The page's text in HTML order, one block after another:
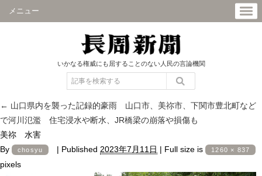
メニュー
いかなる権威にも屈することのない人民の言論機関
← 山口県内を襲った記録的豪雨 山口市、美祢市、下関市豊北町など
で河川氾濫 住宅浸水や断水、JR橋梁の崩落や損傷も
美祢 水害
By
chosyu | Published 2023年7月11日 | Full size is 1260 × 837
pixels